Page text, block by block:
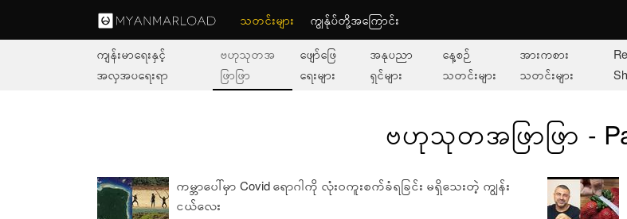
သတင်းများ ကျွနု်ပ်တို့အကြောင်း
ကျန်းမာရေးနှင့်
အလှအပရေးရာ
ဗဟုသုတအ
ဖြာဖြာ
ဖျော်ဖြေ
ရေးများ
အနုပညာ
ရှင်များ
နေ့စဉ်
သတင်းများ
အားကစား
သတင်းများ
ဗဟုသုတအဖြာဖြာ -
ကမ္ဘာပေါ်မှာ Covid ရောဂါကို လုံး၀ကူးစက်ခံရခြင်း မရှိသေးတဲ့ ကျွန်း
ငယ်လေး